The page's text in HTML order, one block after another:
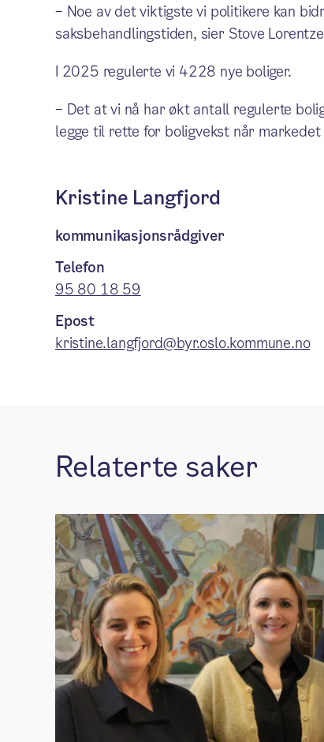
– Noe av det viktigste vi politikere kan
saksbehandlingstiden, sier Stove
I 2025 regulerte vi 4228 nye boliger.
– Det at vi nå har økt antall regulerte
legge til rette for boligvekst når
Kristine Langfjord
kommunikasjonsrådgiver
Telefon
95 80 18 59
Epost
kristine.langfjord@byr.oslo.kommune.no
Relaterte saker